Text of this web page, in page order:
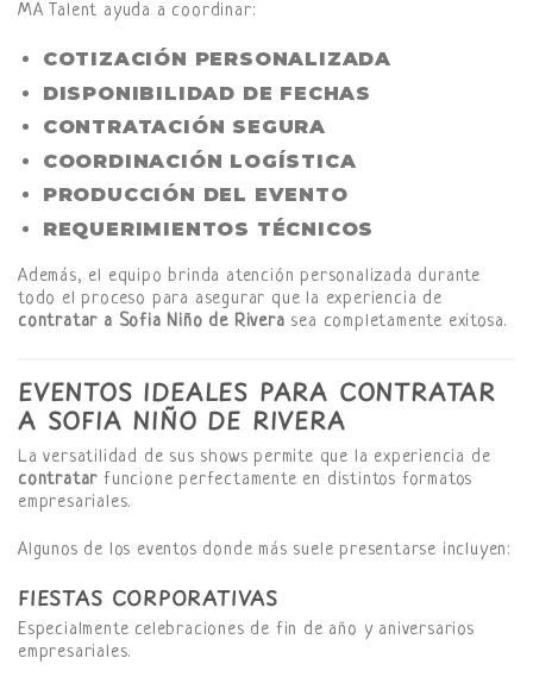
MA Talent ayuda a coordinar:
COTIZACIÓN PERSONALIZADA
DISPONIBILIDAD DE FECHAS
CONTRATACIÓN SEGURA
COORDINACIÓN LOGÍSTICA
PRODUCCIÓN DEL EVENTO
REQUERIMIENTOS TÉCNICOS
Además, el equipo brinda atención personalizada durante
todo el proceso para asegurar que la experiencia de
contratar a Sofia Niño de Rivera sea completamente exitosa.
EVENTOS IDEALES PARA CONTRATAR
A SOFIA NIÑO DE RIVERA
La versatilidad de sus shows permite que la experiencia de
contratar funcione perfectamente en distintos formatos
empresariales.
Algunos de los eventos donde más suele presentarse incluyen:
FIESTAS CORPORATIVAS
Especialmente celebraciones de fin de año y aniversarios
empresariales.